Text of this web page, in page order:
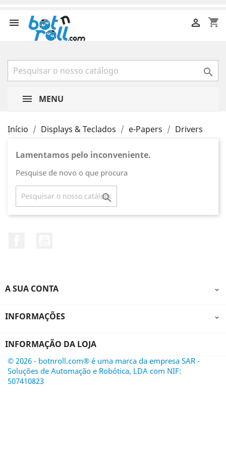
 shopping_cart


MENU
Início Displays & Teclados e-Papers Drivers
Lamentamos pelo inconveniente.
Pesquise de novo o que procura

A SUA CONTA 
INFORMAÇÕES 
INFORMAÇÃO DA LOJA
© 2026 - botnroll.com® é uma marca da empresa SAR -
Soluções de Automação e Robótica, LDA com NIF:
507410823